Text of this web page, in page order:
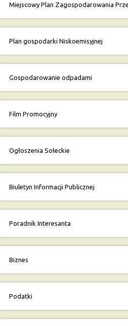
Miejscowy Plan Zagospodarowania
Plan gospodarki Niskoemisyjnej
Gospodarowanie odpadami
Film Promocyjny
Ogłoszenia Sołeckie
Biuletyn Informacji Publicznej
Poradnik Interesanta
Biznes
Podatki